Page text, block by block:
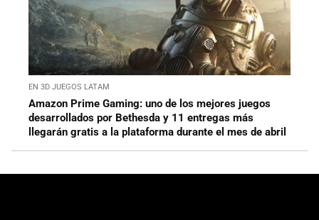
EN 3D JUEGOS LATAM
Amazon Prime Gaming: uno de los mejores juegos
desarrollados por Bethesda y 11 entregas más
llegarán gratis a la plataforma durante el mes de abril